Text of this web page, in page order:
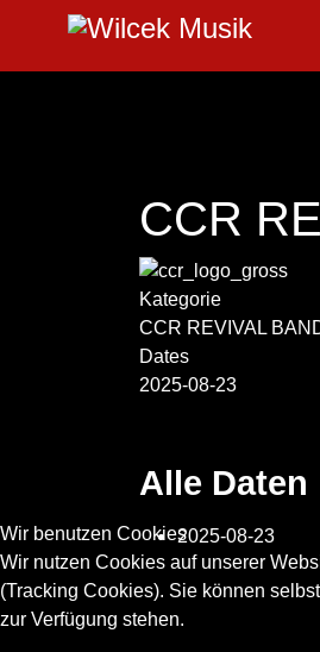
CCR
Kategorie
CCR REVIVAL
Dates
2025-08-23
Alle Daten
2025-08-23
Wir benutzen Cookies
Wir nutzen Cookies auf unserer
(Tracking Cookies). Sie können
zur Verfügung stehen.